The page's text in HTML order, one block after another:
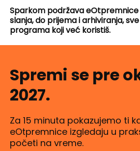
Sparkom podržava
slanja, do prijema i arhiviranja,
programa koji već koristiš.
Spremi se pre
2027.
Za 15 minuta pokazujemo ti
eOtpremnice izgledaju u
početi na vreme.